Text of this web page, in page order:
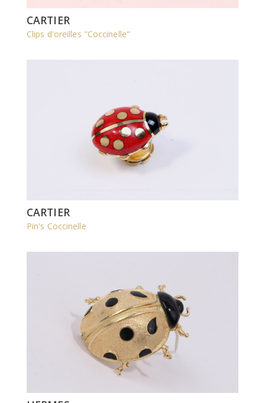
CARTIER
Clips d'oreilles "Coccinelle"
CARTIER
Pin's Coccinelle